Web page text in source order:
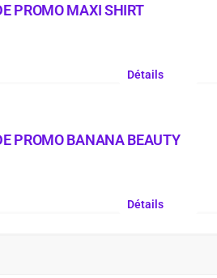
PROMO MAXI SHIRT
Détails
PROMO BANANA BEAUTY
Détails